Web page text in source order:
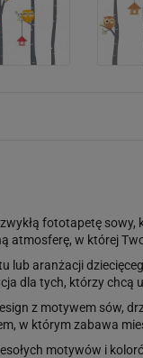
fototapetę
atmosferę, w której
lub aranżacji
dla tych, którzy chcą
z motywem sów,
w którym zabawa
motywów i